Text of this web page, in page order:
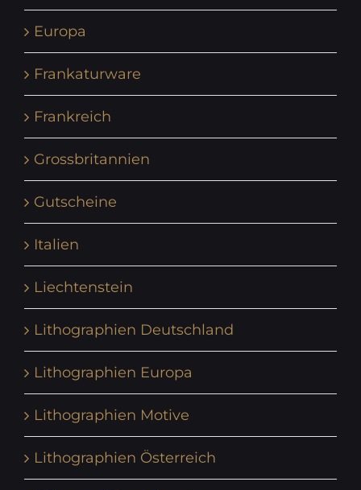
Europa
Frankaturware
Frankreich
Grossbritannien
Gutscheine
Italien
Liechtenstein
Lithographien Deutschland
Lithographien Europa
Lithographien Motive
Lithographien Österreich